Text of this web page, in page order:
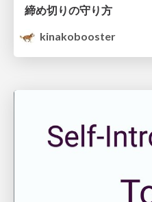
締め切りの守り方
kinakobooster